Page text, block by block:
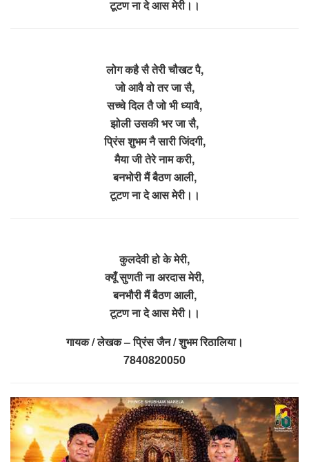
टूटण ना दे आस मेरी।।
​लोग कहै सै तेरी चौखट पै,
जो आवै वो तर जा सै,
सच्चे दिल तै जो भी ध्यावै,
झोली उसकी भर जा सै,
प्रिंस शुभम नै सारी जिंदगी,
मैया जी तेरे नाम करी,
बनभोरी मैं बैठण आली,
टूटण ना दे आस मेरी।।
कुलदेवी हो के मेरी,
क्यूँ सुणती ना अरदास मेरी,
बनभौरी मैं बैठण आली,
टूटण ना दे आस मेरी।।
गायक / लेखक – प्रिंस जैन / शुभम रिठालिया।
7840820050